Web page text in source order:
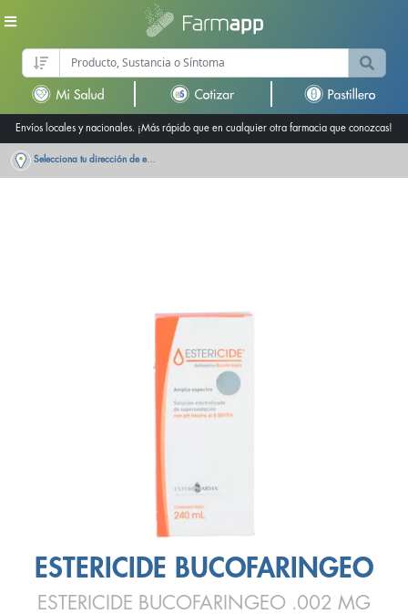
Envíos locales y nacionales. ¡Más rápido que en cualquier otra farmacia que conozcas!
Selecciona tu dirección de entrega
ESTERICIDE BUCOFARINGEO
ESTERICIDE BUCOFARINGEO .002 MG